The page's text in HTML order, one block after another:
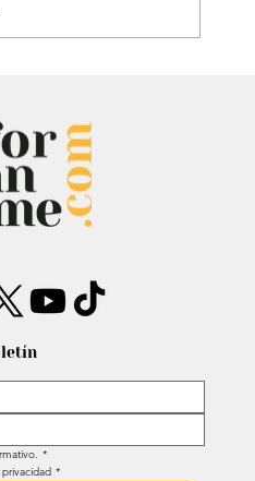
Lennon, que era de
al Quindío y
memoria y
*
*